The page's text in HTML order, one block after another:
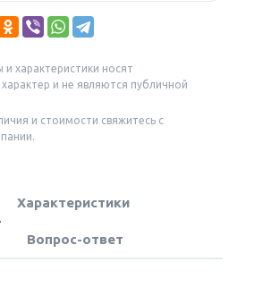
характеристики носят
и не являются публичной
и стоимости свяжитесь с
Характеристики
Вопрос-ответ